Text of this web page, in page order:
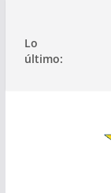
contenido
Lo
último: